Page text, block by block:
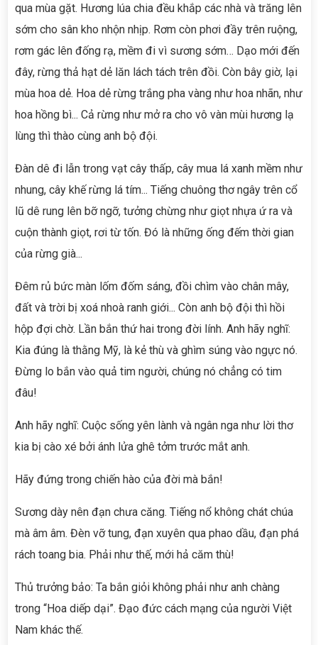
qua mùa gặt. Hương lúa chia đều khắp các nhà và trăng lên
sớm cho sân kho nhộn nhịp. Rơm còn phơi đầy trên ruộng,
rơm gác lên đống rạ, mềm đi vì sương sớm… Dạo mới đến
đây, rừng thả hạt dẻ lăn lách tách trên đồi. Còn bây giờ, lại
mùa hoa dẻ. Hoa dẻ rừng trắng pha vàng như hoa nhãn, như
hoa hồng bì... Cả rừng như mở ra cho vô vàn mùi hương lạ
lùng thì thào cùng anh bộ đội.
Đàn dê đi lẫn trong vạt cây thấp, cây mua lá xanh mềm như
nhung, cây khế rừng lá tím... Tiếng chuông thơ ngây trên cổ
lũ dê rung lên bỡ ngỡ, tưởng chừng như giọt nhựa ứ ra và
cuộn thành giọt, rơi từ tốn. Đó là những ống đếm thời gian
của rừng già...
Đêm rủ bức màn lốm đốm sáng, đồi chìm vào chân mây,
đất và trời bị xoá nhoà ranh giới... Còn anh bộ đội thì hồi
hộp đợi chờ. Lần bắn thứ hai trong đời lính. Anh hãy nghĩ:
Kia đúng là thằng Mỹ, là kẻ thù và ghìm súng vào ngực nó.
Đừng lo bắn vào quả tim người, chúng nó chẳng có tim
đâu!
Anh hãy nghĩ: Cuộc sống yên lành và ngân nga như lời thơ
kia bị cào xé bởi ánh lửa ghê tởm trước mắt anh.
Hãy đứng trong chiến hào của đời mà bắn!
Sương dày nên đạn chưa căng. Tiếng nổ không chát chúa
mà âm âm. Đèn vỡ tung, đạn xuyên qua phao dầu, đạn phá
rách toang bia. Phải như thế, mới hả căm thù!
Thủ trưởng bảo: Ta bắn giỏi không phải như anh chàng
trong “Hoa diếp dại”. Đạo đức cách mạng của người Việt
Nam khác thế.